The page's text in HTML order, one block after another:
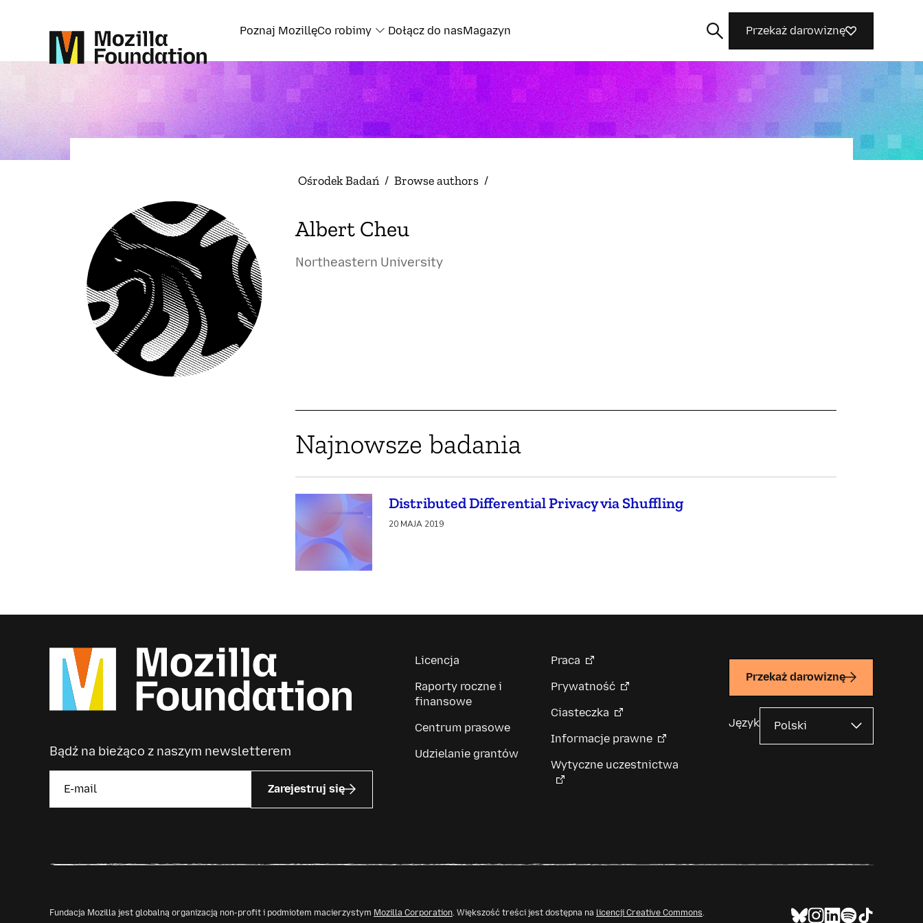
Poznaj MozillęCo robimy Dołącz do nasMagazyn Przekaż darowiznę
Ośrodek Badań / Browse authors /
Albert Cheu
Northeastern University
Najnowsze badania
Distributed Differential Privacy via Shuffling
20 MAJA 2019
Bądź na bieżąco z naszym newsletterem
Zarejestruj się
Licencja
Raporty roczne i
finansowe
Centrum prasowe
Udzielanie grantów
Praca
Prywatność
Ciasteczka
Informacje prawne
Wytyczne uczestnictwa
Przekaż darowiznę
Język
Fundacja Mozilla jest globalną organizacją non-profit i podmiotem macierzystym Mozilla Corporation . Większość treści jest dostępna na licencji Creative Commons